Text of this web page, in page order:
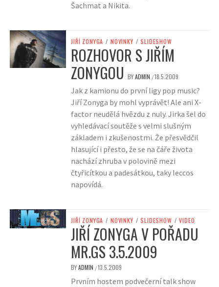
Šachmat a Nikita.
JIŘÍ ZONYGA / NOVINKY / SLIDESHOW
ROZHOVOR S JIŘÍM
ZONYGOU BYADMIN /18.5.2009
Jak z kamionu do první ligy pop music?
Jiří Zonyga by mohl vyprávět! Ale ani X-
factor neudělá hvězdu z nuly. Jirka šel do
vyhledávací soutěže s velmi slušným
základem i zkušenostmi. Že přesvědčil
hlasující i přesto, že se na čáře života
nachází zhruba v polovině mezi
čtyřicítkou a padesátkou, taky leccos
napovídá.
JIŘÍ ZONYGA / NOVINKY / SLIDESHOW / VIDEO
JIŘÍ ZONYGA V POŘADU
MR.GS 3.5.2009
BYADMIN /13.5.2009
Prvním hostem podvečerní talk show